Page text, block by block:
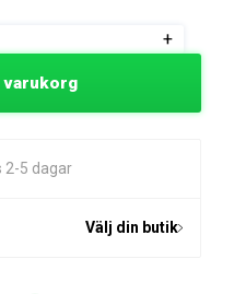
+
varukorg
2-5 dagar
Välj din butik